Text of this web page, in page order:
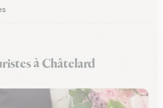
à Châtelard